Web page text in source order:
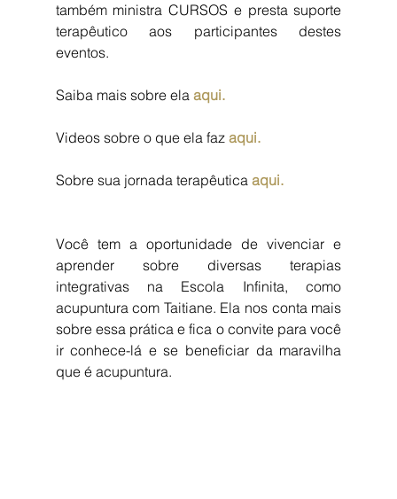
também ministra CURSOS e presta suporte
terapêutico aos participantes destes
eventos.
Saiba mais sobre ela aqui.
Videos sobre o que ela faz aqui.
Sobre sua jornada terapêutica aqui.
Você tem a oportunidade de vivenciar e
aprender sobre diversas terapias
integrativas na Escola Infinita, como
acupuntura com Taitiane. Ela nos conta mais
sobre essa prática e fica o convite para você
ir conhece-lá e se beneficiar da maravilha
que é acupuntura.